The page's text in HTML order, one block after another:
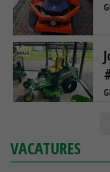
VACATURES